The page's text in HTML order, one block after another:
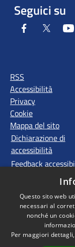
Seguici su
Facebook Twitter
RSS
Accessibilità
Privacy
Cookie
Mappa del sito
Dichiarazione di
accessibilità
Feedback
Questo sito web
necessari al
nonché un
Per maggiori